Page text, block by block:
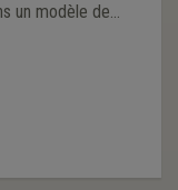
un modèle de